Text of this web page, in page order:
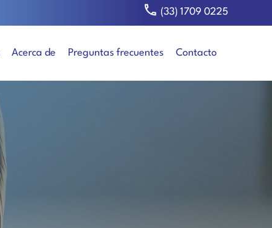
(33) 1709 0225
Acerca de Preguntas frecuentes Contacto